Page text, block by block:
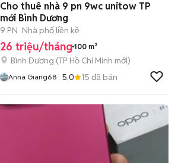
Cho thuê nhà 9 pn 9wc unitow TP
mới Bình Dương
9 PN Nhà phố liền kề
26 triệu/tháng 100 m²
Bình Dương (TP Hồ Chí Minh mới)
Anna Giang68 5.0 15 đã bán